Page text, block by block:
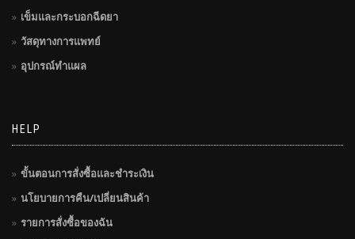
เข็มและกระบอกฉีดยา
วัสดุทางการแพทย์
อุปกรณ์ทำแผล
HELP
ขั้นตอนการสั่งซื้อและชำระเงิน
นโยบายการคืน/เปลี่ยนสินค้า
รายการสั่งซื้อของฉัน